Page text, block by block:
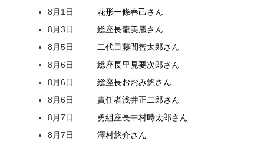
8月1日
花形一條春己さん
8月3日
総座長龍美麗さん
8月5日
二代目藤間智太郎さん
8月6日
総座長里見要次郎さん
8月6日
総座長おおみ悠さん
8月6日
責任者浅井正二郎さん
8月7日
勇組座長中村時太郎さん
8月7日
澤村悠介さん